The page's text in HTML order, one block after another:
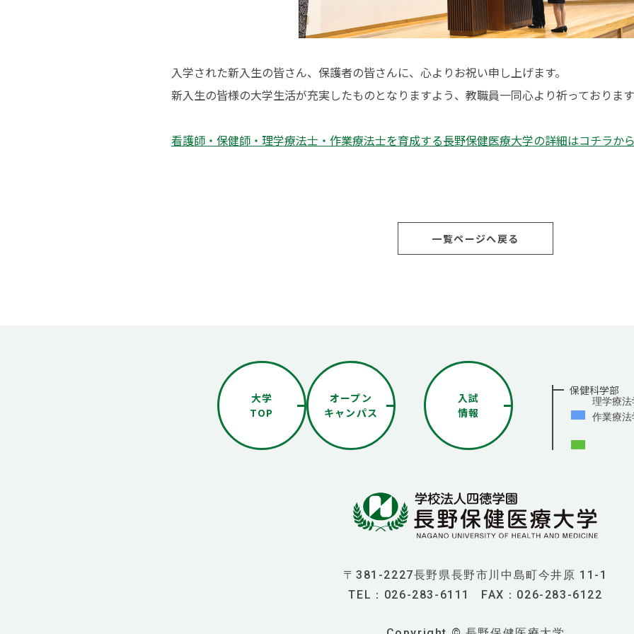
入学された新入生の皆さん、保護者の皆さんに、心よりお祝い申し上げます。
新入生の皆様の大学生活が充実したものとなりますよう、教職員一同心より祈っておりま
看護師・保健師・理学療法士・作業療法士を育成する長野保健医療大学の詳細はコチラか
一覧ページへ戻る
大学
TOP
オープン
キャンパス
入試
情報
保健科学部
理学療
作業療
〒381-2227長野県長野市川中島町今井原 11-1
TEL： 026-283-6111 FAX：026-283-6122